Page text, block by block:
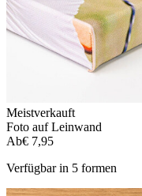
Meistverkauft
Foto auf Leinwand
Ab€ 7,95
Verfügbar in 5 formen